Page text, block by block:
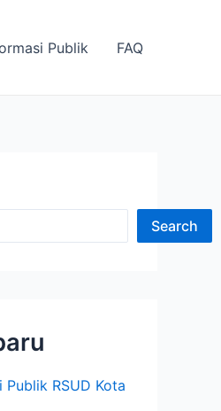
Publik FAQ
Search
RSUD Kota